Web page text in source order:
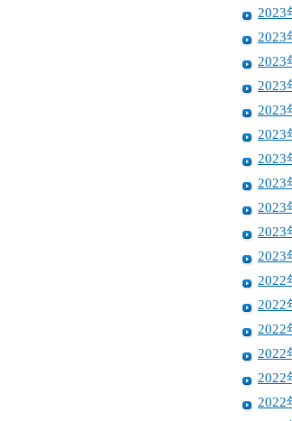
2023
2023
2023
2023
2023
2023
2023
2023
2023
2023
2023
2022
2022
2022
2022
2022
2022